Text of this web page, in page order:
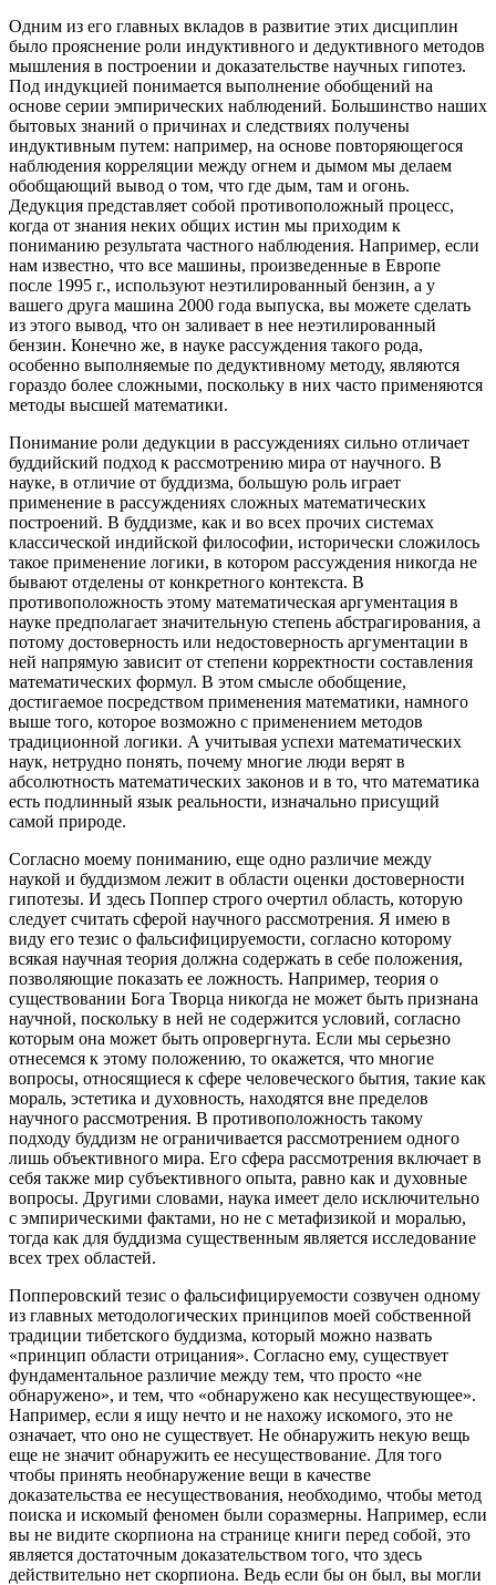
Одним из его главных вкладов в развитие этих дисциплин
было прояснение роли индуктивного и дедуктивного методов
мышления в построении и доказательстве научных гипотез.
Под индукцией понимается выполнение обобщений на
основе серии эмпирических наблюдений. Большинство наших
бытовых знаний о причинах и следствиях получены
индуктивным путем: например, на основе повторяющегося
наблюдения корреляции между огнем и дымом мы делаем
обобщающий вывод о том, что где дым, там и огонь.
Дедукция представляет собой противоположный процесс,
когда от знания неких общих истин мы приходим к
пониманию результата частного наблюдения. Например, если
нам известно, что все машины, произведенные в Европе
после 1995 г., используют неэтилированный бензин, а у
вашего друга машина 2000 года выпуска, вы можете сделать
из этого вывод, что он заливает в нее неэтилированный
бензин. Конечно же, в науке рассуждения такого рода,
особенно выполняемые по дедуктивному методу, являются
гораздо более сложными, поскольку в них часто применяются
методы высшей математики.
Понимание роли дедукции в рассуждениях сильно отличает
буддийский подход к рассмотрению мира от научного. В
науке, в отличие от буддизма, большую роль играет
применение в рассуждениях сложных математических
построений. В буддизме, как и во всех прочих системах
классической индийской философии, исторически сложилось
такое применение логики, в котором рассуждения никогда не
бывают отделены от конкретного контекста. В
противоположность этому математическая аргументация в
науке предполагает значительную степень абстрагирования, а
потому достоверность или недостоверность аргументации в
ней напрямую зависит от степени корректности составления
математических формул. В этом смысле обобщение,
достигаемое посредством применения математики, намного
выше того, которое возможно с применением методов
традиционной логики. А учитывая успехи математических
наук, нетрудно понять, почему многие люди верят в
абсолютность математических законов и в то, что математика
есть подлинный язык реальности, изначально присущий
самой природе.
Согласно моему пониманию, еще одно различие между
наукой и буддизмом лежит в области оценки достоверности
гипотезы. И здесь Поппер строго очертил область, которую
следует считать сферой научного рассмотрения. Я имею в
виду его тезис о фальсифицируемости, согласно которому
всякая научная теория должна содержать в себе положения,
позволяющие показать ее ложность. Например, теория о
существовании Бога Творца никогда не может быть признана
научной, поскольку в ней не содержится условий, согласно
которым она может быть опровергнута. Если мы серьезно
отнесемся к этому положению, то окажется, что многие
вопросы, относящиеся к сфере человеческого бытия, такие как
мораль, эстетика и духовность, находятся вне пределов
научного рассмотрения. В противоположность такому
подходу буддизм не ограничивается рассмотрением одного
лишь объективного мира. Его сфера рассмотрения включает в
себя также мир субъективного опыта, равно как и духовные
вопросы. Другими словами, наука имеет дело исключительно
с эмпирическими фактами, но не с метафизикой и моралью,
тогда как для буддизма существенным является исследование
всех трех областей.
Попперовский тезис о фальсифицируемости созвучен одному
из главных методологических принципов моей собственной
традиции тибетского буддизма, который можно назвать
«принцип области отрицания». Согласно ему, существует
фундаментальное различие между тем, что просто «не
обнаружено», и тем, что «обнаружено как несуществующее».
Например, если я ищу нечто и не нахожу искомого, это не
означает, что оно не существует. Не обнаружить некую вещь
еще не значит обнаружить ее несуществование. Для того
чтобы принять необнаружение вещи в качестве
доказательства ее несуществования, необходимо, чтобы метод
поиска и искомый феномен были соразмерны. Например, если
вы не видите скорпиона на странице книги перед собой, это
является достаточным доказательством того, что здесь
действительно нет скорпиона. Ведь если бы он был, вы могли